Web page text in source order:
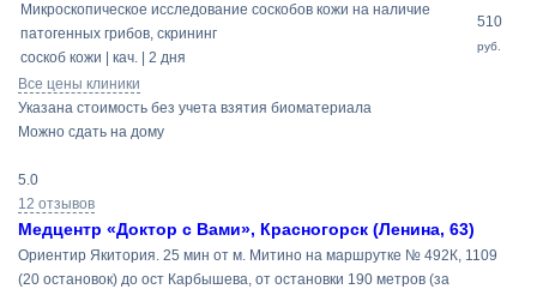
Микроскопическое исследование соскобов кожи на наличие
патогенных грибов, скрининг
соскоб кожи | кач. | 2 дня
510
руб.
Все цены клиники
Указана стоимость без учета взятия биоматериала
Можно сдать на дому
5.0
12 отзывов
Медцентр «Доктор с Вами», Красногорск (Ленина, 63)
Ориентир Якитория. 25 мин от м. Митино на маршрутке № 492К, 1109
(20 остановок) до ост Карбышева, от остановки 190 метров (за